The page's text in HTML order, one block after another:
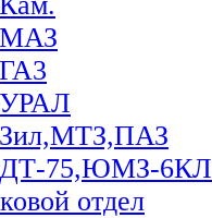
МАЗ
ГА3
УРАЛ
Зил,МТЗ,ПАЗ
ДТ-75,ЮМЗ-6КЛ
отдел